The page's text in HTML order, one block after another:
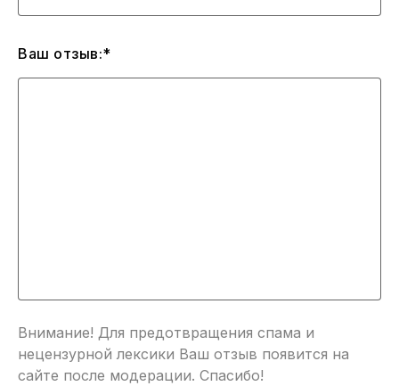
Ваш отзыв:*
Внимание! Для предотвращения спама и
нецензурной лексики Ваш отзыв появится на
сайте после модерации. Спасибо!